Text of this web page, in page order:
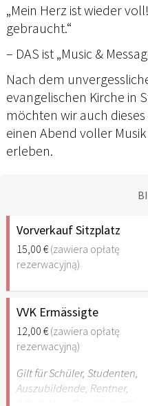
„Mein Herz ist wieder
gebraucht.“
– DAS ist „Music &
Nach dem
evangelischen Kirche in
möchten wir auch
einen Abend voller
erleben.
Vorverkauf Sitzplatz
15,00 €(zawiera opłatę
rezerwacyjną)
VVK Ermässigte
12,00 €(zawiera opłatę
rezerwacyjną)
Gilt für Schüler, Studenten,
Auszubildende, Rentner,